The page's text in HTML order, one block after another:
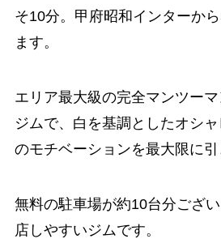
そ10分。甲府昭和インターか
ます。
エリア最大級の完全マンツー
ジムで、白を基調としたオシ
のモチベーションを最大限に引
無料の駐車場が約10台分ござ
店しやすいジムです。